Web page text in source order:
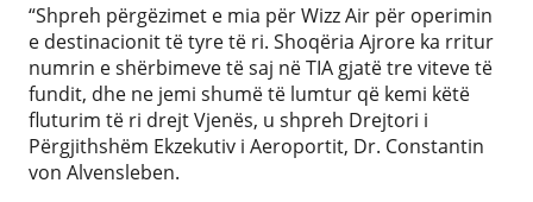
“Shpreh përgëzimet e mia për Wizz Air për operimin
e destinacionit të tyre të ri. Shoqëria Ajrore ka rritur
numrin e shërbimeve të saj në TIA gjatë tre viteve të
fundit, dhe ne jemi shumë të lumtur që kemi këtë
fluturim të ri drejt Vjenës, u shpreh Drejtori i
Përgjithshëm Ekzekutiv i Aeroportit, Dr. Constantin
von Alvensleben.